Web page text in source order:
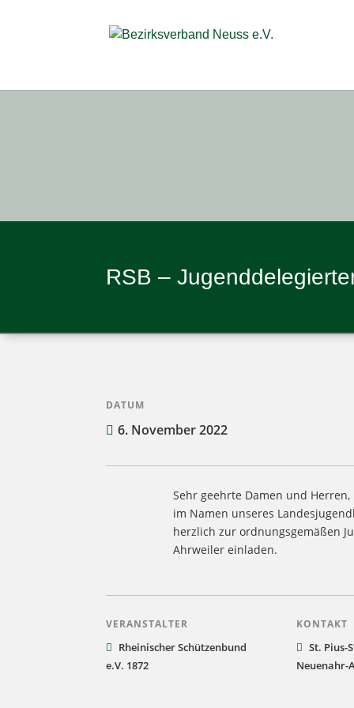
RSB –
DATUM
6. November 2022
Sehr geehrte Damen und Herren,
im Namen unse­res
herz­lich zur ord­nungs­ge­mä­ßen
Ahr­wei­ler einladen.
VERANSTALTER
Rhei­ni­scher Schüt­zen­bund
e.V. 1872
KONTAKT
St. Pius-
Neuenahr-